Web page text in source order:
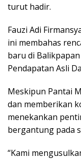
turut hadir.
Fauzi Adi
ini membahas
baru di
Pendapatan Asli
Meskipun Pantai
dan memberikan
menekankan
bergantung pada
“Kami